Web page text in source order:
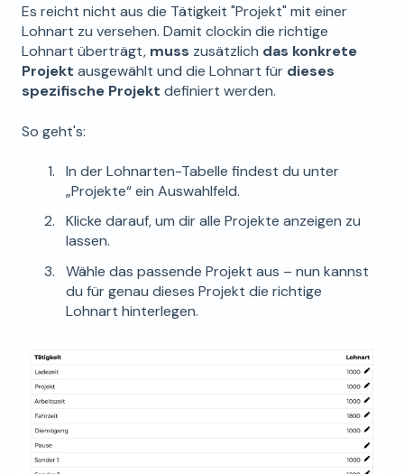
Es reicht nicht aus die Tätigkeit "Projekt" mit einer
Lohnart zu versehen. Damit clockin die richtige
Lohnart überträgt, muss zusätzlich das konkrete
Projekt ausgewählt und die Lohnart für dieses
spezifische Projekt definiert werden.
So geht's:
In der Lohnarten-Tabelle findest du unter
„Projekte“ ein Auswahlfeld.
Klicke darauf, um dir alle Projekte anzeigen zu
lassen.
Wähle das passende Projekt aus – nun kannst
du für genau dieses Projekt die richtige
Lohnart hinterlegen.